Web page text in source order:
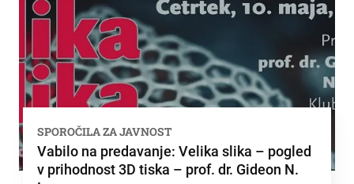
SPOROČILA ZA JAVNOST
Vabilo na predavanje: Velika slika – pogled
v prihodnost 3D tiska – prof. dr. Gideon N.